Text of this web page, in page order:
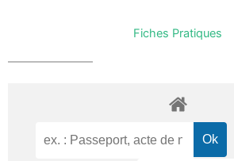
Fiches Pratiques